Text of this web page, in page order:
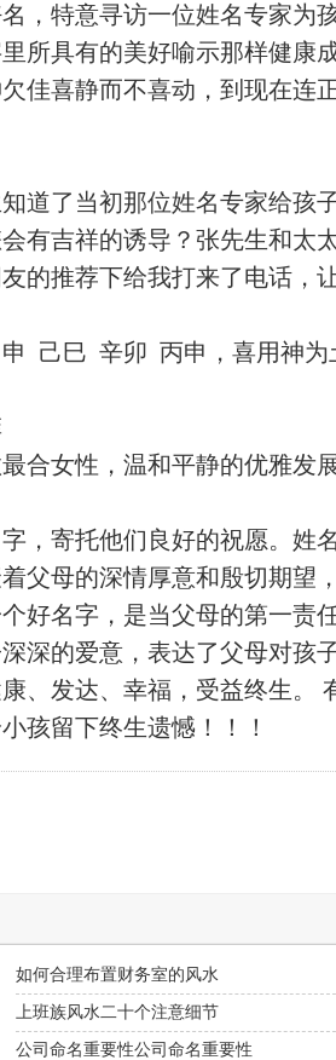
，特意寻访一位姓名专家为
所具有的美好喻示那样健康
佳喜静而不喜动，到现在连
道了当初那位姓名专家给孩
有吉祥的诱导？张先生和太
的推荐下给我打来了电话，
己巳 辛卯 丙申，喜用神为
合女性，温和平静的优雅发
，寄托他们良好的祝愿。姓
父母的深情厚意和殷切期望
好名字，是当父母的第一责
深的爱意，表达了父母对孩
、发达、幸福，受益终生。
孩留下终生遗憾！！！
如何合理布置财务室的风水
上班族风水二十个注意细节
公司命名重要性公司命名重要性